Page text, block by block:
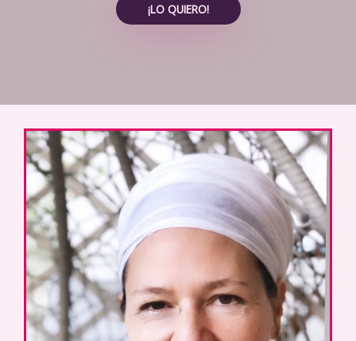
¡LO QUIERO!